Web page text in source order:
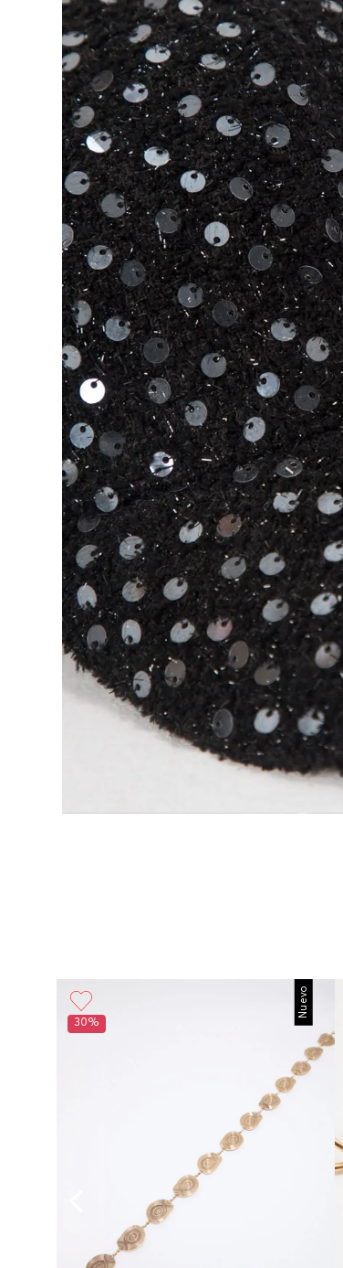
Nuevo
30%